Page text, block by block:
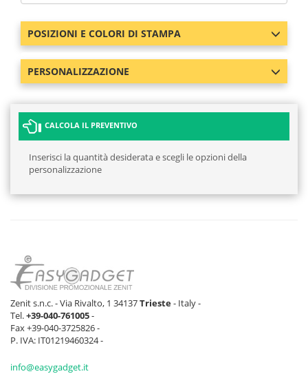
POSIZIONI E COLORI DI STAMPA
PERSONALIZZAZIONE
CALCOLA IL PREVENTIVO
Inserisci la quantità desiderata e scegli le opzioni della
personalizzazione
Zenit s.n.c. - Via Rivalto, 1 34137Trieste- Italy -
Tel.+39-040-761005-
Fax +39-040-3725826 -
P. IVA: IT01219460324 -
info@easygadget.it